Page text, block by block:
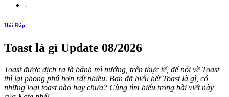
-
Hỏi Đáp
Toast là gì Update 08/2026
Toast được dịch ra là bánh mì nướng, trên thực tế, để nói về Toast
thì lại phong phú hơn rất nhiều. Bạn đã hiểu hết Toast là gì, có
những loại toast nào hay chưa? Cùng tìm hiểu trong bài viết này